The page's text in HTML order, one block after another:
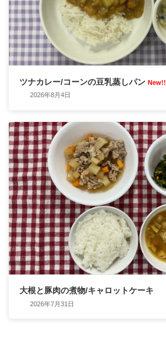
ツナカレー/コーンの豆乳蒸しパン New!!
2026年8月4日
大根と豚肉の煮物/キャロットケーキ
2026年7月31日